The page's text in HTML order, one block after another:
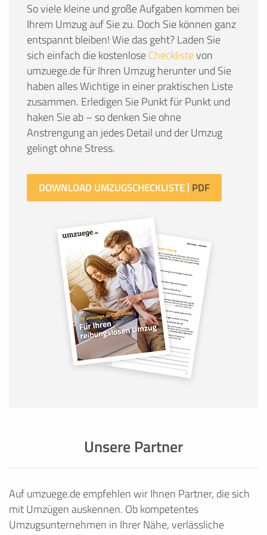
So viele kleine und große Aufgaben kommen bei
Ihrem Umzug auf Sie zu. Doch Sie können ganz
entspannt bleiben! Wie das geht? Laden Sie
sich einfach die kostenloseChecklistevon
umzuege.de für Ihren Umzug herunter und Sie
haben alles Wichtige in einer praktischen Liste
zusammen. Erledigen Sie Punkt für Punkt und
haken Sie ab – so denken Sie ohne
Anstrengung an jedes Detail und der Umzug
gelingt ohne Stress.
DOWNLOAD UMZUGSCHECKLISTE
Unsere Partner
Auf umzuege.de empfehlen wir Ihnen Partner, die sich
mit Umzügen auskennen. Ob kompetentes
Umzugsunternehmen in Ihrer Nähe, verlässliche